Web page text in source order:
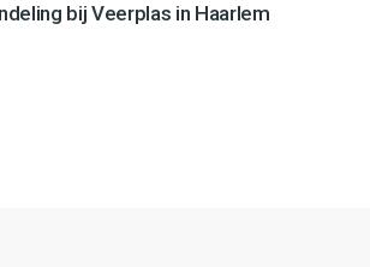
bij Veerplas in Haarlem